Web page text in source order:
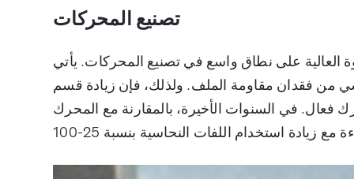
تصنيع المحركات
العالية على نطاق واسع في تصنيع المحركات. يأتي
من فقدان مقاومة الملف. ولذلك، فإن زيادة قسم
فعال. في السنوات الأخيرة، بالمقارنة مع المحرك